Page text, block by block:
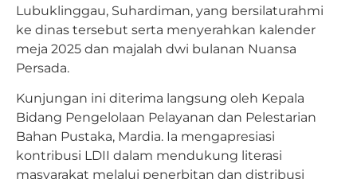
Lubuklinggau, Suhardiman, yang bersilaturahmi
ke dinas tersebut serta menyerahkan kalender
meja 2025 dan majalah dwi bulanan Nuansa
Persada.
Kunjungan ini diterima langsung oleh Kepala
Bidang Pengelolaan Pelayanan dan Pelestarian
Bahan Pustaka, Mardia. Ia mengapresiasi
kontribusi LDII dalam mendukung literasi
masyarakat melalui penerbitan dan distribusi